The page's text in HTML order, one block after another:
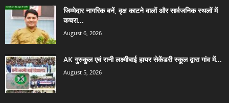
जिम्मेदार नागरिक बनें, वृक्ष काटने वालों और सार्वजनिक स्थलों में
कचरा...
August 6, 2026
AK गुरुकुल एवं रानी लक्ष्मीबाई हायर सेकेंडरी स्कूल द्वारा गांव में...
August 5, 2026